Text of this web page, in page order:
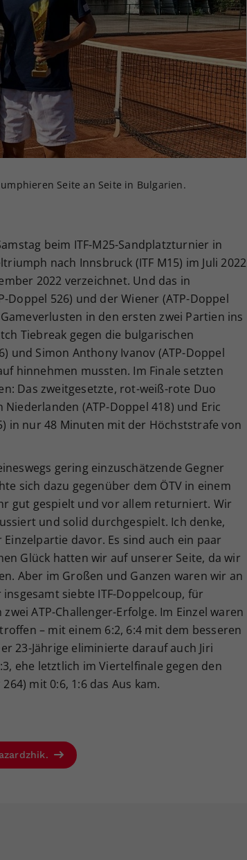
Seite an Seite in Bulgarien.
beim ITF-M25-Sandplatzturnier in
nach Innsbruck (ITF M15) im Juli 2022
2022 verzeichnet. Und das in
526) und der Wiener (ATP-Doppel
in den ersten zwei Partien ins
Tiebreak gegen die bulgarischen
und Simon Anthony Ivanov (ATP-Doppel
hinnehmen mussten. Im Finale setzten
Das zweitgesetzte, rot-weiß-rote Duo
(ATP-Doppel 418) und Eric
in nur 48 Minuten mit der Höchststrafe von
gering einzuschätzende Gegner
sich dazu gegenüber dem ÖTV in einem
gut gespielt und vor allem returniert. Wir
und solid durchgespielt. Ich denke,
davor. Es sind auch ein paar
Glück hatten wir auf unserer Seite, da wir
Aber im Großen und Ganzen waren wir an
siebte ITF-Doppelcoup, für
ATP-Challenger-Erfolge. Im Einzel waren
– mit einem 6:2, 6:4 mit dem besseren
23-Jährige eliminierte darauf auch Jiri
ehe letztlich im Viertelfinale gegen den
mit 0:6, 1:6 das Aus kam.
Ihrer vorgenommen Einstellungen, falls der
Webseiten-Betreiber dies eingestellt hat.